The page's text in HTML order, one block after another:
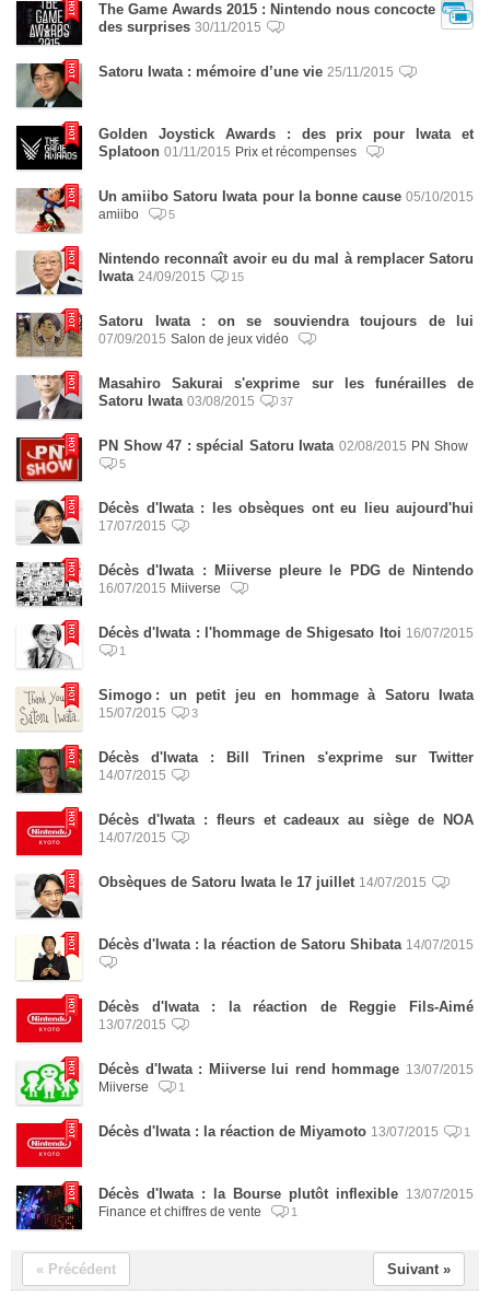
The Game Awards 2015 : Nintendo nous concocte
des surprises 30/11/2015
Satoru Iwata : mémoire d’une vie 25/11/2015
Golden Joystick Awards : des prix pour Iwata et
Splatoon 01/11/2015 Prix et récompenses
Un amiibo Satoru Iwata pour la bonne cause 05/10/2015
amiibo
5
Nintendo reconnaît avoir eu du mal à remplacer Satoru
Iwata 24/09/2015 15
Satoru Iwata : on se souviendra toujours de lui
07/09/2015 Salon de jeux vidéo
Masahiro Sakurai s'exprime sur les funérailles de
Satoru Iwata 03/08/2015 37
PN Show 47 : spécial Satoru Iwata 02/08/2015 PN Show
5
Décès d'Iwata : les obsèques ont eu lieu aujourd'hui
17/07/2015
Décès d'Iwata : Miiverse pleure le PDG de Nintendo
16/07/2015 Miiverse
Décès d'Iwata : l'hommage de Shigesato Itoi 16/07/2015
1
Simogo : un petit jeu en hommage à Satoru Iwata
15/07/2015 3
Décès d'Iwata : Bill Trinen s'exprime sur Twitter
14/07/2015
Décès d'Iwata : fleurs et cadeaux au siège de NOA
14/07/2015
Obsèques de Satoru Iwata le 17 juillet 14/07/2015
Décès d'Iwata : la réaction de Satoru Shibata 14/07/2015
Décès d'Iwata : la réaction de Reggie Fils-Aimé
13/07/2015
Décès d'Iwata : Miiverse lui rend hommage 13/07/2015
Miiverse
1
Décès d'Iwata : la réaction de Miyamoto 13/07/2015 1
Décès d'Iwata : la Bourse plutôt inflexible
13/07/2015
Finance et chiffres de vente
1
« Précédent Suivant »